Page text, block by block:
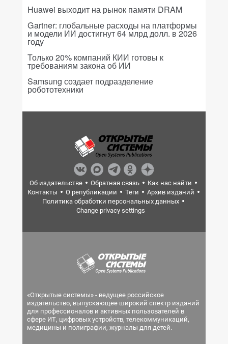
Huawei выходит на рынок памяти DRAM
Gartner: глобальные расходы на платформы
и модели ИИ достигнут 64 млрд долл. в 2026
году
Только 20% компаний КИИ готовы к
требованиям закона об ИИ
Samsung создает подразделение
робототехники
Об издательстве Обратная связь
Как нас найти
Контакты
О републикации Теги
Архив изданий
Политика обработки персональных данных
Change privacy settings
«Открытые системы» - ведущее российское
издательство, выпускающее широкий спектр изданий
для профессионалов и активных пользователей в
сфере ИТ, цифровых устройств, телекоммуникаций,
медицины и полиграфии, журналы для детей.